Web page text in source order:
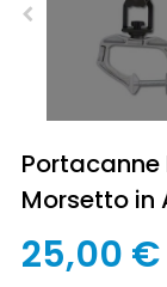
Portacanne
Morsetto in
25,00 €